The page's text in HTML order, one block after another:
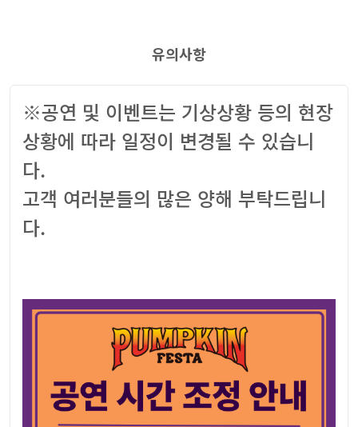
유의사항
※공연 및 이벤트는 기상상황 등의 현장
상황에 따라 일정이 변경될 수 있습니
다.
고객 여러분들의 많은 양해 부탁드립니
다.